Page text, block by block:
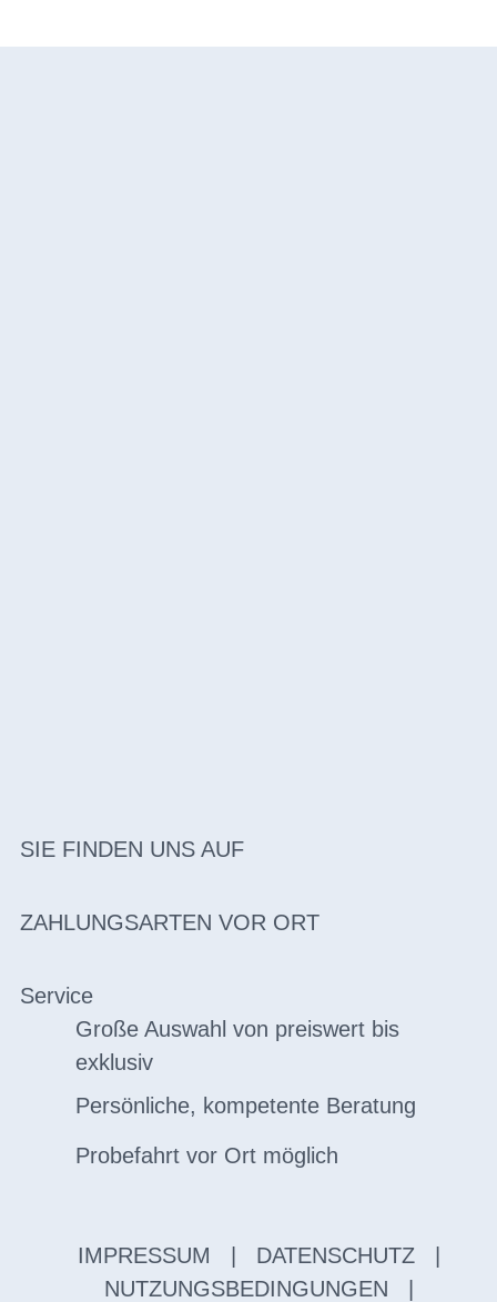
SIE FINDEN UNS AUF
ZAHLUNGSARTEN VOR ORT
Service
Große Auswahl von preiswert bis
exklusiv
Persönliche, kompetente Beratung
Probefahrt vor Ort möglich
IMPRESSUM DATENSCHUTZ
NUTZUNGSBEDINGUNGEN